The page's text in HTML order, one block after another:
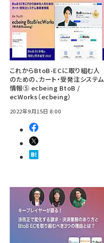
これからBtoB-ECに取り組む人
のための、カート・受発注システム
情報⑤ ecbeing BtoB /
ecWorks（ecbeing）
2022年9月15日 8:00